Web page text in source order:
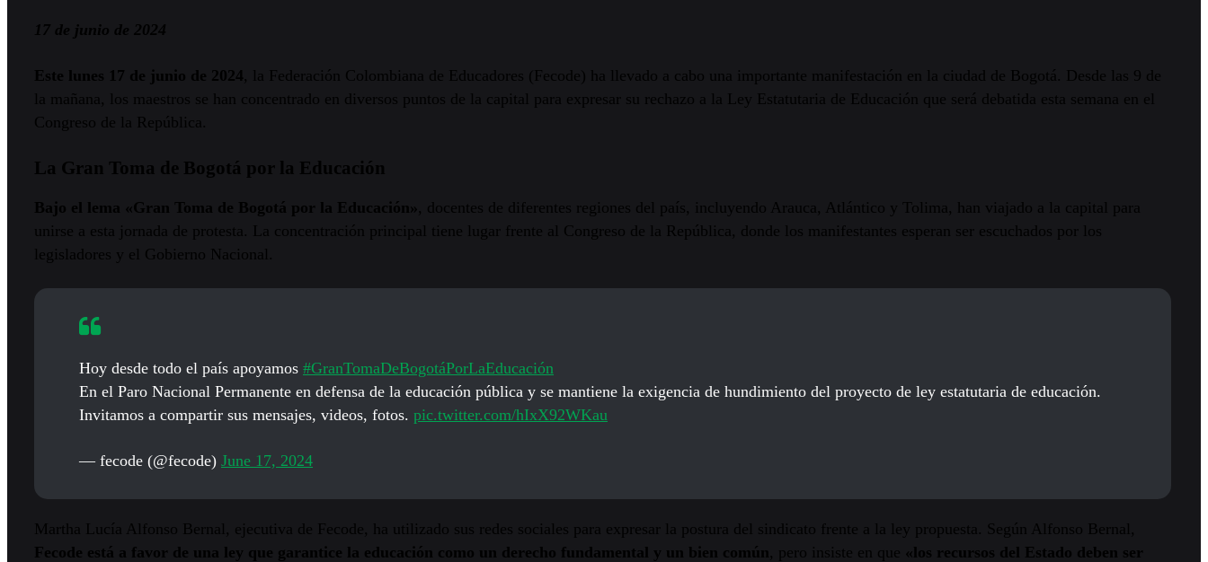
17 de junio de 2024
Este lunes 17 de junio de 2024 , la Federación Colombiana de Educadores (Fecode) ha llevado a cabo una importante manifestación en la ciudad de Bogotá. Desde las 9 de
la mañana, los maestros se han concentrado en diversos puntos de la capital para expresar su rechazo a la Ley Estatutaria de Educación que será debatida esta semana en el
Congreso de la República.
La Gran Toma de Bogotá por la Educación
Bajo el lema «Gran Toma de Bogotá por la Educación» , docentes de diferentes regiones del país, incluyendo Arauca, Atlántico y Tolima, han viajado a la capital para
unirse a esta jornada de protesta. La concentración principal tiene lugar frente al Congreso de la República, donde los manifestantes esperan ser escuchados por los
legisladores y el Gobierno Nacional.
Hoy desde todo el país apoyamos #GranTomaDeBogotáPorLaEducación
En el Paro Nacional Permanente en defensa de la educación pública y se mantiene la exigencia de hundimiento del proyecto de ley estatutaria de educación.
Invitamos a compartir sus mensajes, videos, fotos. pic.twitter.com/hIxX92WKau
— fecode (@fecode) June 17, 2024
Martha Lucía Alfonso Bernal, ejecutiva de Fecode, ha utilizado sus redes sociales para expresar la postura del sindicato frente a la ley propuesta. Según Alfonso Bernal,
Fecode está a favor de una ley que garantice la educación como un derecho fundamental y un bien común , pero insiste en que «los recursos del Estado deben ser